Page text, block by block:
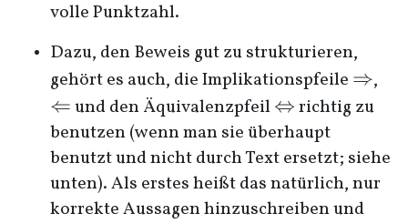
volle Punktzahl.
Dazu, den Beweis gut zu strukturieren,
gehört es auch, die Implikationspfeile ⇒,
⇐und den Äquivalenzpfeil ⇔richtig zu
benutzen (wenn man sie überhaupt
benutzt und nicht durch Text ersetzt; siehe
unten). Als erstes heißt das natürlich, nur
korrekte Aussagen hinzuschreiben und